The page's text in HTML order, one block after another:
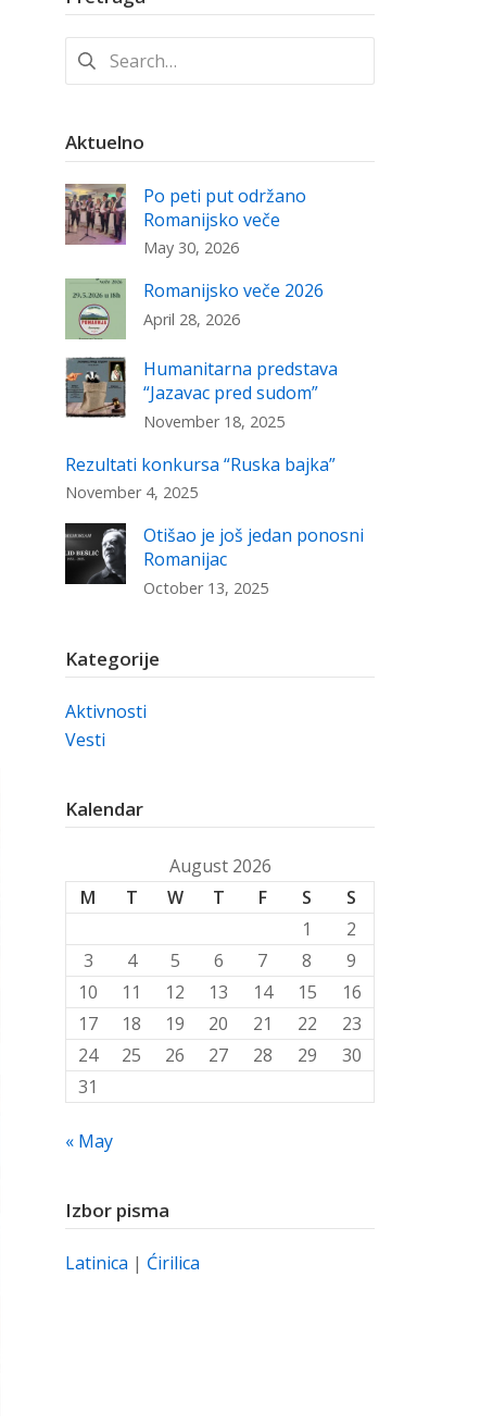
Search
for:
Aktuelno
Po peti put održano
Romanijsko veče
May 30, 2026
Romanijsko veče 2026
April 28, 2026
Humanitarna predstava
“Jazavac pred sudom”
November 18, 2025
Rezultati konkursa “Ruska bajka”
November 4, 2025
Otišao je još jedan ponosni
Romanijac
October 13, 2025
Kategorije
Aktivnosti
Vesti
Kalendar
August 2026
M
T W T F S
S
1
2
3
4 5 6 7 8
9
10
11 12 13 14 15
16
17
18 19 20 21 22
23
24
25 26 27 28 29
30
31
« May
Izbor pisma
Latinica | Ćirilica